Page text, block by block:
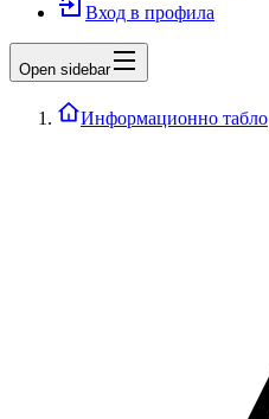
Вход в профила
Open sidebar
Информационно табло